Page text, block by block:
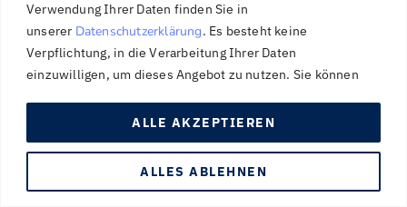
Verwendung Ihrer Daten finden Sie in
unserer Datenschutzerklärung. Es besteht keine
Verpflichtung, in die Verarbeitung Ihrer Daten
einzuwilligen, um dieses Angebot zu nutzen. Sie können
Bitte beachten Sie, dass aufgrund individueller
Einstellungen möglicherweise nicht alle Funktionen der
ALLES ABLEHNEN
ALLE AKZEPTIEREN